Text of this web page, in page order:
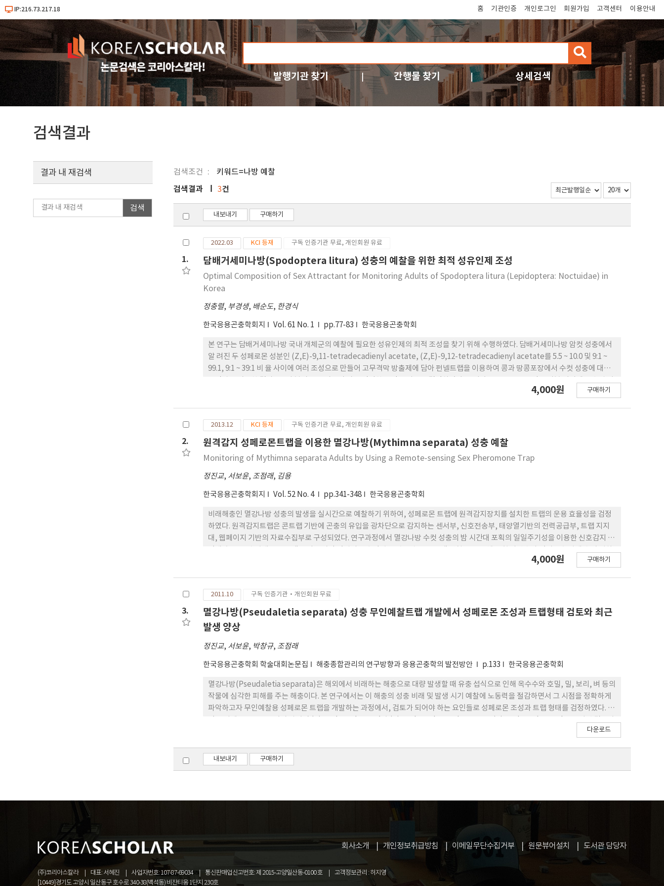
IP:216.73.217.18 홈 기관인증 개인로그인 회원가입 고객센터 이용안내
검
색
발행기관 찾기 간행물 찾기 상세검색
검색결과
검색조건 키워드=나방 예찰
결과 내 재검색
검색
검색결과 3건
내보내기 구매하기
1.
2022.03 KCI 등재 구독 인증기관 무료, 개인회원 유료
담배거세미나방(Spodoptera litura) 성충의 예찰을 위한 최적 성유인제 조성
Optimal Composition of Sex Attractant for Monitoring Adults of Spodoptera litura (Lepidoptera: Noctuidae) in
Korea
정충렬, 부경생, 배순도, 한경식
한국응용곤충학회지 Vol. 61 No. 1 pp.77-83 한국응용곤충학회
본 연구는 담배거세미나방 국내 개체군의 예찰에 필요한 성유인제의 최적 조성을 찾기 위해 수행하였다. 담배거세미나방 암컷 성충에서
알 려진 두 성페로몬 성분인 (Z,E)-9,11-tetradecadienyl acetate, (Z,E)-9,12-tetradecadienyl acetate를 5.5 ~ 10.0 및 9:1 ~
99.1, 9:1 ~ 39:1 비 율 사이에 여러 조성으로 만들어 고무격막 방출제에 담아 펀넬트랩을 이용하여 콩과 땅콩포장에서 수컷 성충에 대한
충이 거의 유인되지 않았다. 이 결과 는 담배거세미나방 성충 예찰용의 성유인제 구성에는 두 성페로몬 화합물이 반드시 필요한 성분임을
4,000원 구매하기
2.
2013.12 KCI 등재 구독 인증기관 무료, 개인회원 유료
원격감지 성페로몬트랩을 이용한 멸강나방(Mythimna separata) 성충 예찰
Monitoring of Mythimna separata Adults by Using a Remote-sensing Sex Pheromone Trap
정진교, 서보윤, 조점래, 김용
한국응용곤충학회지 Vol. 52 No. 4 pp.341-348 한국응용곤충학회
비래해충인 멸강나방 성충의 발생을 실시간으로 예찰하기 위하여, 성페로몬 트랩에 원격감지장치를 설치한 트랩의 운용 효율성을 검정
하였다. 원격감지트랩은 콘트랩 기반에 곤충의 유입을 광차단으로 감지하는 센서부, 신호전송부, 태양열기반의 전력공급부, 트랩 지지
대, 웹페이지 기반의 자료수집부로 구성되었다. 연구과정에서 멸강나방 수컷 성충의 밤 시간대 포획의 일일주기성을 이용한 신호감지 시
를 줄여 최종적으로 신호 정확도를 92% 이상으로 개선하였다. 또한 실제 멸강나방 성충의 발생양상과 원격감지트랩에서의 신호 발생양
4,000원 구매하기
3.
2011.10 구독 인증기관·개인회원 무료
멸강나방(Pseudaletia separata) 성충 무인예찰트랩 개발에서 성페로몬 조성과 트랩형태 검토와 최근
발생 양상
정진교, 서보윤, 박창규, 조점래
한국응용곤충학회 학술대회논문집 해충종합관리의 연구방향과 응용곤충학의 발전방안 p.133 한국응용곤충학회
멸강나방(Pseudaletia separata)은 해외에서 비래하는 해충으로 대량 발생할 때 유충 섭식으로 인해 옥수수와 호밀, 밀, 보리, 벼 등의
작물에 심각한 피해를 주는 해충이다. 본 연구에서는 이 해충의 성충 비래 및 발생 시기 예찰에 노동력을 절감하면서 그 시점을 정확하게
파악하고자 무인예찰용 성페로몬 트랩을 개발하는 과정에서, 검토가 되어야 하는 요인들로 성페로몬 조성과 트랩 형태를 검정하였다. 유
방 성페로몬과 (Z)-11-hexadecenal과 (Z)-9-hexadecenyl acetate로 구성된 왕담배나방(Helicoverpa armigera) 성페로몬이
perspectalis)이, 왕담배나방트랩에는 멸강나방, 왕담배나방, 쌍띠밤나방(Mythimna turca), 회양목명나방이 포획되었는데, 왕담배
나방트랩에는 지역에 따라서는 멸강나방트랩에서 보다 더 많은 수의 멸강나방이 포획되었다. 그러나 지역과 시기에 따라 포획된 멸강나
고깔형태의 트랩(G가이어)을 장착하였는데, 다시 밑에 큰 갓을 덧댄 형태로 수정한 것에서 더 효율적으로 포획되는 것으로 판단되었다.
깔대기형 트랩은 멸강나방 포획에서 비효율적인 것으로 나타났다. 2010년과 올해 멸강나방 성충은 4월과 5월 처음 발생한 후에 6월중 발
다운로드
내보내기 구매하기
회사소개 개인정보취급방침 이메일무단수집거부 원문뷰어설치 도서관 담당자
(주)코리아스칼라 대표: 서혜진 사업자번호: 107-87-69034 통신판매업신고번호: 제 2015-고양일산동-0100 호
고객정보관리 : 허지영
[10449]경기도 고양시 일산동구 호수로 340-38(백석동) 비잔티움 1단지 230호